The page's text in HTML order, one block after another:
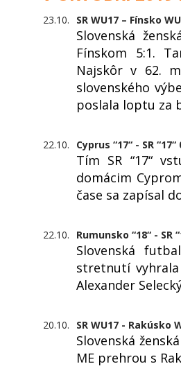
23.10. SR WU17 – Fínsko
Slovenská
Fínskom 5:1.
Najskôr v 62.
slovenského
poslala loptu za
22.10. Cyprus “17“ - SR “17“
Tím SR “17“
domácim
čase sa zapísal
22.10. Rumunsko “18“ - SR
Slovenská
stretnutí vyhrala
Alexander
20.10. SR WU17 - Rakúsko
Slovenská
ME prehrou s